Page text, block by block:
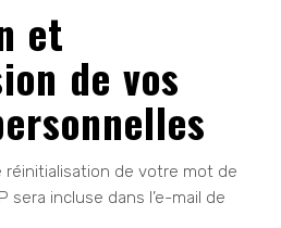
et
de vos
réinitialisation de votre mot de
sera incluse dans l’e-mail de